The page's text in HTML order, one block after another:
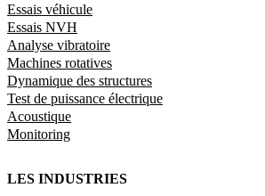
Essais véhicule
Essais NVH
Analyse vibratoire
Machines rotatives
Dynamique des structures
Test de puissance électrique
Acoustique
Monitoring
LES INDUSTRIES